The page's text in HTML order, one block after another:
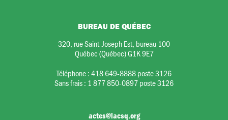
BUREAU DE QUÉBEC
320, rue Saint-Joseph Est, bureau 100
Québec (Québec) G1K 9E7
Téléphone :418 649-8888 poste 3126
Sans frais : 1 877 850-0897 poste 3126
actes@lacsq.org